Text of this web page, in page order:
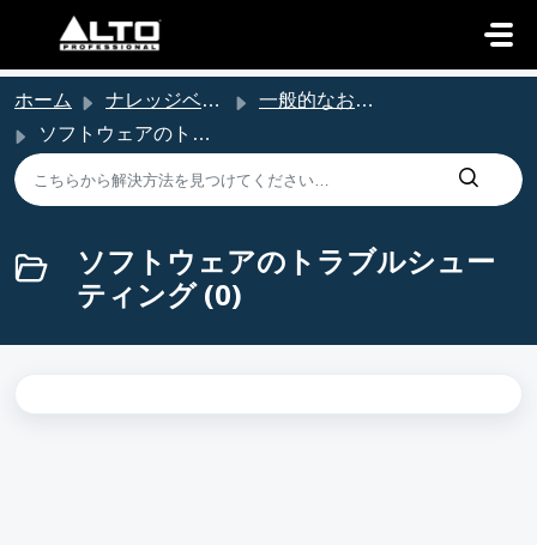
ホーム ナレッジベース
一般的なお問い合わせ
ソフトウェアのトラブルシューティング
ソフトウェアのトラブルシュー
ティング (0)